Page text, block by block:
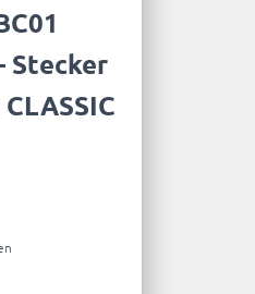
Stecker